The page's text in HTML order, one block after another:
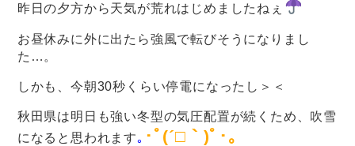
昨日の夕方から天気が荒れはじめましたねぇ
お昼休みに外に出たら強風で転びそうになりまし
た…。
しかも、今朝30秒くらい停電になったし＞＜
秋田県は明日も強い冬型の気圧配置が続くため、吹雪
になると思われます｡ ･ﾟ(´□｀)ﾟ･｡